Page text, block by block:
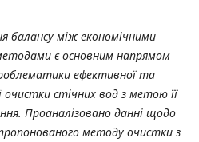
балансу між економічними
є основним напрямом
ефективної та
очистки стічних вод з метою її
Проаналізовано данні щодо
методу очистки з